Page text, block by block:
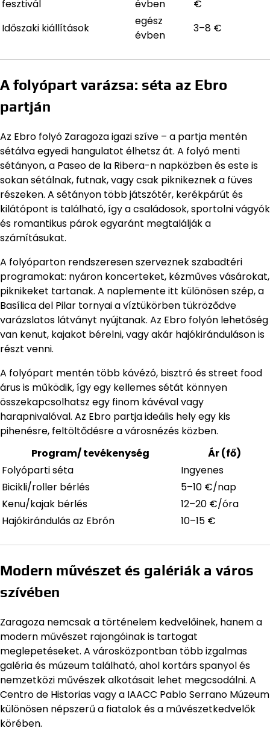
fesztivál évben
€
Időszaki kiállítások
egész
évben
3–8 €
A folyópart varázsa: séta az Ebro
partján
Az Ebro folyó Zaragoza igazi szíve – a partja mentén
sétálva egyedi hangulatot élhetsz át. A folyó menti
sétányon, a Paseo de la Ribera-n napközben és este is
sokan sétálnak, futnak, vagy csak piknikeznek a füves
részeken. A sétányon több játszótér, kerékpárút és
kilátópont is található, így a családosok, sportolni vágyók
és romantikus párok egyaránt megtalálják a
számításukat.
A folyóparton rendszeresen szerveznek szabadtéri
programokat: nyáron koncerteket, kézműves vásárokat,
piknikeket tartanak. A naplemente itt különösen szép, a
Basílica del Pilar tornyai a víztükörben tükröződve
varázslatos látványt nyújtanak. Az Ebro folyón lehetőség
van kenut, kajakot bérelni, vagy akár hajókiránduláson is
részt venni.
A folyópart mentén több kávézó, bisztró és street food
árus is működik, így egy kellemes sétát könnyen
összekapcsolhatsz egy finom kávéval vagy
harapnivalóval. Az Ebro partja ideális hely egy kis
pihenésre, feltöltődésre a városnézés közben.
Program/ tevékenység
Ár (fő)
Folyóparti séta
Ingyenes
Bicikli/roller bérlés
5–10 €/nap
Kenu/kajak bérlés
12–20 €/óra
Hajókirándulás az Ebrón
10–15 €
Modern művészet és galériák a város
szívében
Zaragoza nemcsak a történelem kedvelőinek, hanem a
modern művészet rajongóinak is tartogat
meglepetéseket. A városközpontban több izgalmas
galéria és múzeum található, ahol kortárs spanyol és
nemzetközi művészek alkotásait lehet megcsodálni. A
Centro de Historias vagy a IAACC Pablo Serrano Múzeum
különösen népszerű a fiatalok és a művészetkedvelők
körében.